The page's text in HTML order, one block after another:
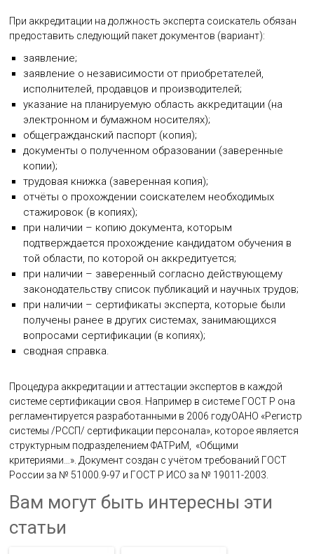
При аккредитации на должность эксперта соискатель обязан
предоставить следующий пакет документов (вариант):
заявление;
заявление о независимости от приобретателей,
исполнителей, продавцов и производителей;
указание на планируемую область аккредитации (на
электронном и бумажном носителях);
общегражданский паспорт (копия);
документы о полученном образовании (заверенные
копии);
трудовая книжка (заверенная копия);
отчёты о прохождении соискателем необходимых
стажировок (в копиях);
при наличии – копию документа, которым
подтверждается прохождение кандидатом обучения в
той области, по которой он аккредитуется;
при наличии – заверенный согласно действующему
законодательству список публикаций и научных трудов;
при наличии – сертификаты эксперта, которые были
получены ранее в других системах, занимающихся
вопросами сертификации (в копиях);
сводная справка.
Процедура аккредитации и аттестации экспертов в каждой
системе сертификации своя. Например в системе ГОСТ Р она
регламентируется разработанными в 2006 годуОАНО «Регистр
системы /РССП/ сертификации персонала», которое является
структурным подразделением ФАТРиМ, «Общими
критериями…». Документ создан с учётом требований ГОСТ
России за № 51000.9-97 и ГОСТ Р ИСО за № 19011-2003.
Вам могут быть интересны эти
статьи